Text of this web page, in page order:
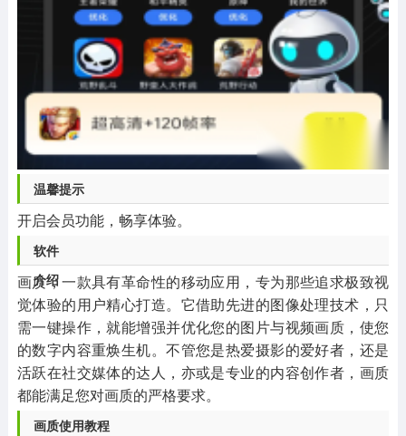
温馨提示
开启会员功能，畅享体验。
软件
介绍
画质，一款具有革命性的移动应用，专为那些追求极致视
觉体验的用户精心打造。它借助先进的图像处理技术，只
需一键操作，就能增强并优化您的图片与视频画质，使您
的数字内容重焕生机。不管您是热爱摄影的爱好者，还是
活跃在社交媒体的达人，亦或是专业的内容创作者，画质
都能满足您对画质的严格要求。
画质使用教程